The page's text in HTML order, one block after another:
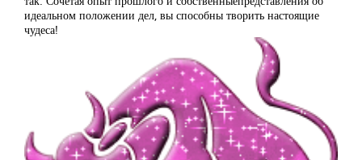
идеальном положении дел, вы способны творить настоящие
чудеса!